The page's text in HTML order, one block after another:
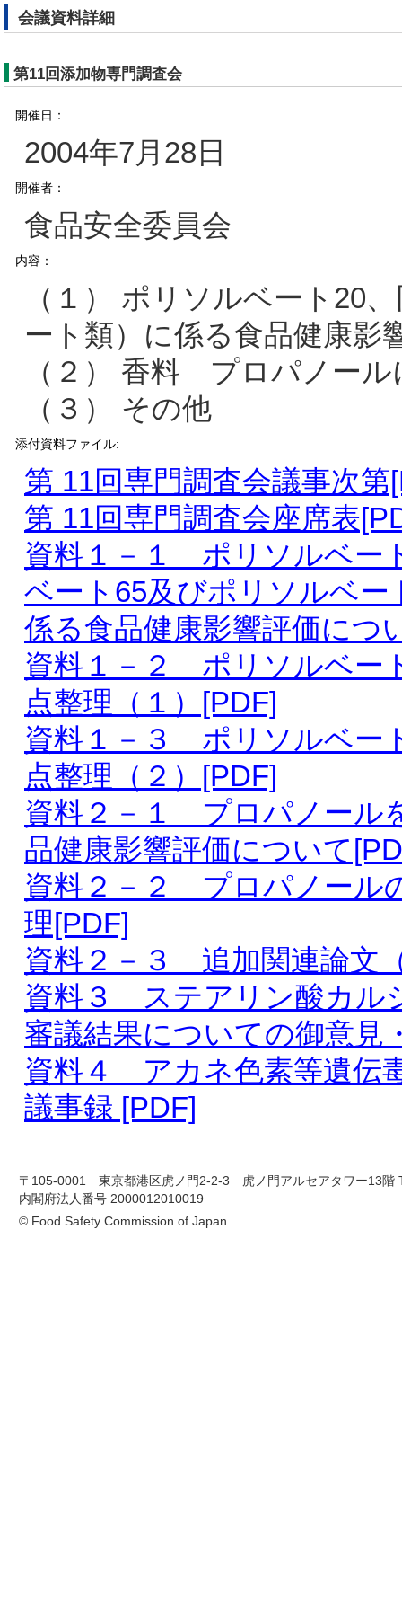
会議資料詳細
第11回添加物専門調査会
開催日：
2004年7月28日
開催者：
食品安全委員会
内容：
（１） ポリソルベート20
ート類）に係る食品健康影
（２） 香料 プロパノー
（３） その他
添付資料ファイル:
第 11回専門調査会議事次第
第 11回専門調査会座席表
資料１－１ ポリソルベー
ベート65及びポリソルベ
係る食品健康影響評価につ
資料１－２ ポリソルベー
点整理（１）[PDF]
資料１－３ ポリソルベー
点整理（２）[PDF]
資料２－１ プロパノール
品健康影響評価について
資料２－２ プロパノール
理[PDF]
資料２－３ 追加関連論文
資料３ ステアリン酸カル
審議結果についての御意見
資料４ アカネ色素等遺伝
議事録 [PDF]
〒105-0001 東京都港区虎ノ門2-2-3 虎ノ門アルセアタワー13階
内閣府法人番号 2000012010019
© Food Safety Commission of Japan